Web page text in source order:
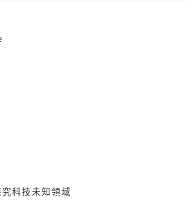
科技未知領域